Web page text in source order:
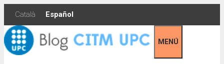
Skip
content
Català Español
MENÚ